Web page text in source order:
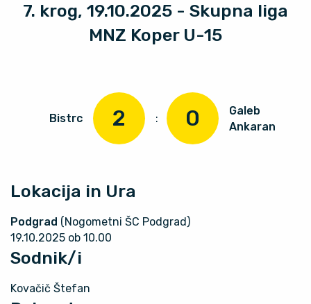
7. krog, 19.10.2025 - Skupna liga
MNZ Koper U-15
Bistrc 2 : 0
Galeb
Ankaran
Lokacija in Ura
Podgrad (Nogometni ŠC Podgrad)
19.10.2025 ob 10.00
Sodnik/i
Kovačič Štefan